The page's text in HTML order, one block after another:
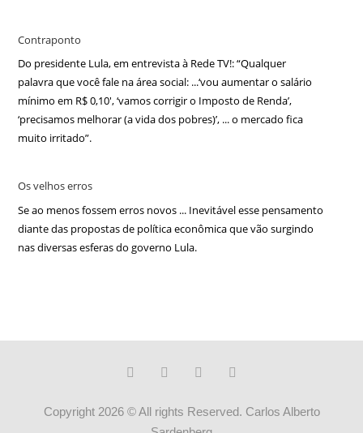
Contraponto
Do presidente Lula, em entrevista à Rede TV!: “Qualquer
palavra que você fale na área social: ...‘vou aumentar o salário
mínimo em R$ 0,10′, ‘vamos corrigir o Imposto de Renda’,
‘precisamos melhorar (a vida dos pobres)’, ... o mercado fica
muito irritado”.
Os velhos erros
Se ao menos fossem erros novos ... Inevitável esse pensamento
diante das propostas de política econômica que vão surgindo
nas diversas esferas do governo Lula.
Copyright 2026 © All rights Reserved. Carlos Alberto